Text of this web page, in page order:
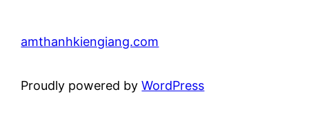
amthanhkiengiang.com
Proudly powered byWordPress